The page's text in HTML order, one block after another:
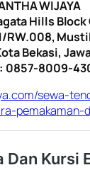
WIJAYA
Hills Block
RW.008,
Bekasi,
0857-8009-
sewa-
pemakaman-